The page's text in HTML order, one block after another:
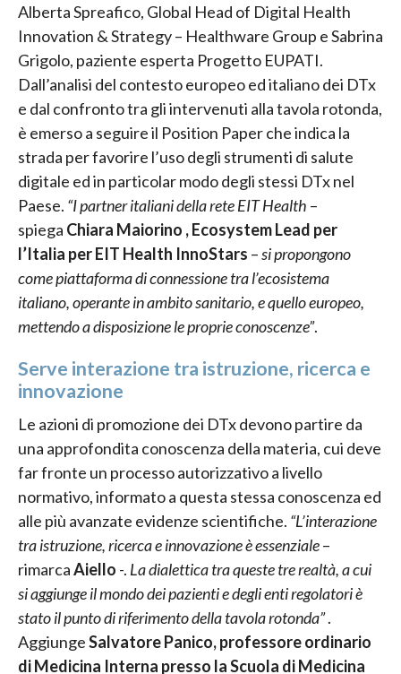
Alberta Spreafico, Global Head of Digital Health
Innovation & Strategy – Healthware Group e Sabrina
Grigolo, paziente esperta Progetto EUPATI.
Dall’analisi del contesto europeo ed italiano dei DTx
e dal confronto tra gli intervenuti alla tavola rotonda,
è emerso a seguire il Position Paper che indica la
strada per favorire l’uso degli strumenti di salute
digitale ed in particolar modo degli stessi DTx nel
Paese. “I partner italiani della rete EIT Health –
spiega Chiara Maiorino , Ecosystem Lead per
l’Italia per EIT Health InnoStars –si propongono
come piattaforma di connessione tra l’ecosistema
italiano, operante in ambito sanitario, e quello europeo,
mettendo a disposizione le proprie conoscenze”.
Serve interazione tra istruzione, ricerca e
innovazione
Le azioni di promozione dei DTx devono partire da
una approfondita conoscenza della materia, cui deve
far fronte un processo autorizzativo a livello
normativo, informato a questa stessa conoscenza ed
alle più avanzate evidenze scientifiche. “L’interazione
tra istruzione, ricerca e innovazione è essenziale–
rimarcaAiello -. La dialettica tra queste tre realtà, a cui
si aggiunge il mondo dei pazienti e degli enti regolatori è
stato il punto di riferimento della tavola rotonda”.
AggiungeSalvatore Panico, professore ordinario
di Medicina Interna presso la Scuola di Medicina